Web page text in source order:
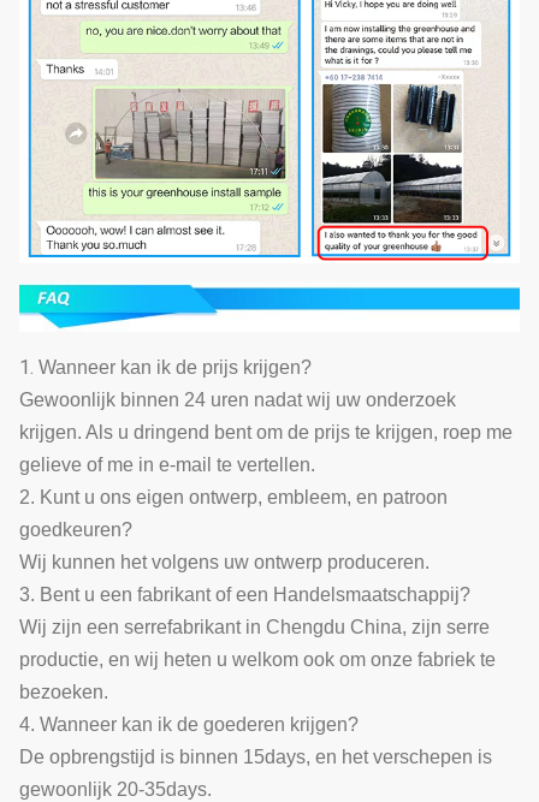
1. Wanneer kan ik de prijs krijgen?
Gewoonlijk binnen 24 uren nadat wij uw onderzoek
krijgen. Als u dringend bent om de prijs te krijgen, roep me
gelieve of me in e-mail te vertellen.
2. Kunt u ons eigen ontwerp, embleem, en patroon
goedkeuren?
Wij kunnen het volgens uw ontwerp produceren.
3. Bent u een fabrikant of een Handelsmaatschappij?
Wij zijn een serrefabrikant in Chengdu China, zijn serre
productie, en wij heten u welkom ook om onze fabriek te
bezoeken.
4. Wanneer kan ik de goederen krijgen?
De opbrengstijd is binnen 15days, en het verschepen is
gewoonlijk 20-35days.